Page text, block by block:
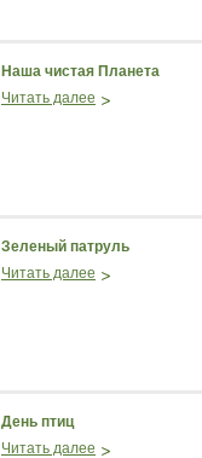
Наша чистая Планета
Читать далее
Зеленый патруль
Читать далее
День птиц
Читать далее